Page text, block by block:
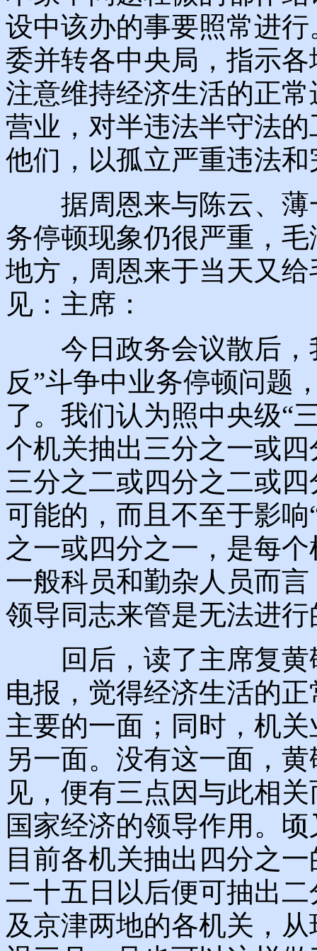
设中该办的事要照常进
委并转各中央局，指示
注意维持经济生活的正
营业，对半违法半守法
他们，以孤立严重违法
据周恩来与陈云、薄
务停顿现象仍很严重，
地方，周恩来于当天又
见：主席：
今日政务会议散后，
反”斗争中业务停顿问题
了。我们认为照中央级“
个机关抽出三分之一或
三分之二或四分之二或
可能的，而且不至于影
之一或四分之一，是每
一般科员和勤杂人员而
领导同志来管是无法进行
回后，读了主席复黄
电报，觉得经济生活的
主要的一面；同时，机
另一面。没有这一面，
见，便有三点因与此相
国家经济的领导作用。
目前各机关抽出四分之
二十五日以后便可抽出
及京津两地的各机关，